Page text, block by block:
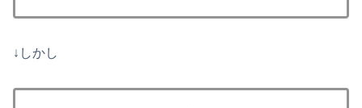
↓しかし